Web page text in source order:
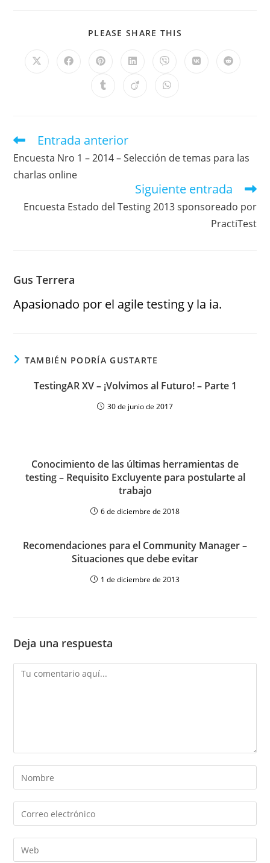
PLEASE SHARE THIS
Entrada anterior
Encuesta Nro 1 – 2014 – Selección de temas para las
charlas online
Siguiente entrada
Encuesta Estado del Testing 2013 sponsoreado por
PractiTest
Gus Terrera
Apasionado por el agile testing y la ia.
TAMBIÉN PODRÍA GUSTARTE
TestingAR XV – ¡Volvimos al Futuro! – Parte 1
30 de junio de 2017
Conocimiento de las últimas herramientas de
testing – Requisito Excluyente para postularte al
trabajo
6 de diciembre de 2018
Recomendaciones para el Community Manager –
Situaciones que debe evitar
1 de diciembre de 2013
Deja una respuesta